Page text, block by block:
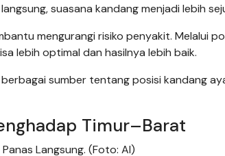
suasana kandang menjadi lebih
mengurangi risiko penyakit. Melalui
lebih optimal dan hasilnya lebih baik.
sumber tentang posisi kandang
Timur–Barat
Langsung. (Foto: AI)